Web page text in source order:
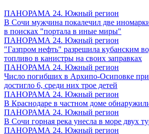
ПАНОРАМА 24. Южный регион
В Сочи мужчина покалечил две
в поисках "портала в иные миры"
ПАНОРАМА 24. Южный регион
"Газпром нефть" разрешила кубанским
топливо в канистры на своих заправках
ПАНОРАМА 24. Южный регион
Число погибших в Архипо-Осиповке
достигло 6, среди них трое детей
ПАНОРАМА 24. Южный регион
В Краснодаре в частном доме
ПАНОРАМА 24. Южный регион
В Сочи горная река унесла в море двух
ПАНОРАМА 24. Южный регион